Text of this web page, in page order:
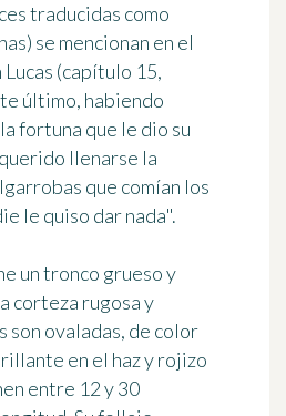
traducidas como
se mencionan en el
(capítulo 15,
último, habiendo
fortuna que le dio su
llenarse la
que comían los
le quiso dar nada".
un tronco grueso y
corteza rugosa y
son ovaladas, de color
en el haz y rojizo
entre 12 y 30